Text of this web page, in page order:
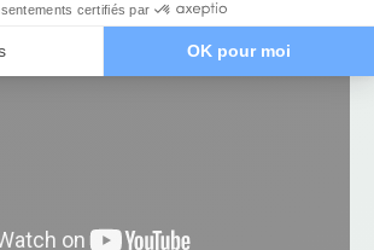
certifiés par
OK pour moi